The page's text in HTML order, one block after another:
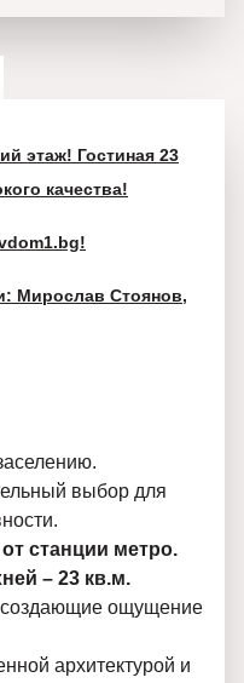
этаж! Гостиная 23
качества!
Мирослав Стоянов,
выбор для
станции метро.
– 23 кв.м.
ощущение
архитектурой и